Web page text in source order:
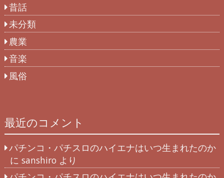
昔話
未分類
農業
音楽
風俗
最近のコメント
パチンコ・パチスロのハイエナはいつ生まれたのか
に sanshiro より